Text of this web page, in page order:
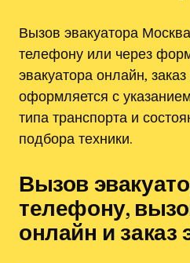
Вызов эвакуатора
телефону или через
эвакуатора онлайн‚
оформляется с
типа транспорта и
подбора техники.
Вызов
телефону‚
онлайн и заказ